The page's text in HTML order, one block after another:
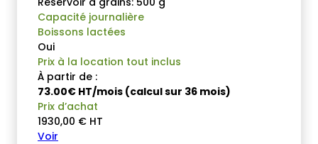
Capacité journalière
Boissons lactées
Oui
Prix à la location tout inclus
À partir de :
73.00€ HT/mois (calcul sur 36 mois)
Prix d’achat
1930,00 € HT
Voir